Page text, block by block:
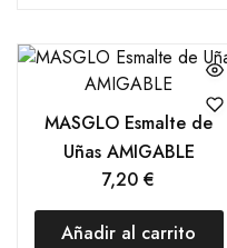
MASGLO Esmalte de
Uñas AMIGABLE
7,20€
Añadir al carrito